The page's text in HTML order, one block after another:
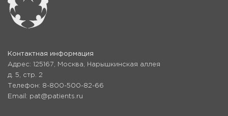
Контактная информация
Адрес: 125167, Москва, Нарышкинская аллея
д. 5, стр. 2
Телефон: 8-800-500-82-66
Email: pat@patients.ru